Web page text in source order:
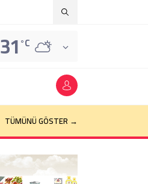
31°C
TÜMÜNÜ GÖSTER →